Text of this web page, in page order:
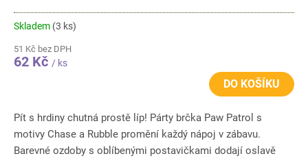
Skladem (3 ks)
51 Kč bez DPH
62 Kč / ks
DO KOŠÍKU
Pít s hrdiny chutná prostě líp! Párty brčka Paw Patrol s
motivy Chase a Rubble promění každý nápoj v zábavu.
Barevné ozdoby s oblíbenými postavičkami dodají oslavě